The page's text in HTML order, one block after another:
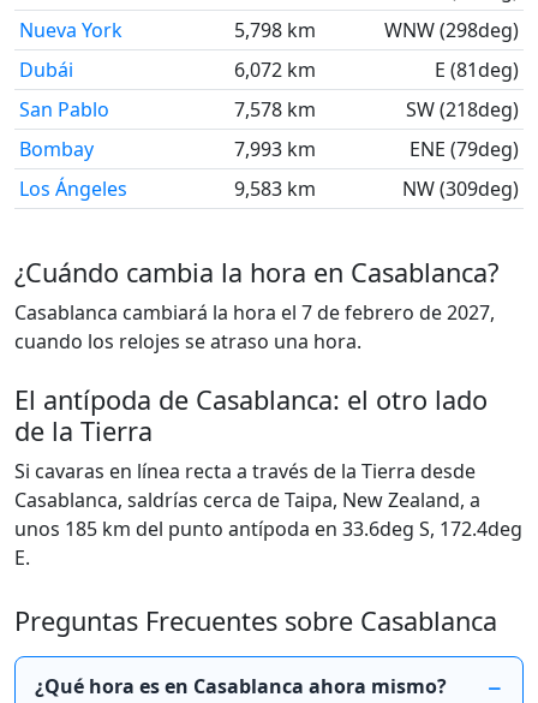
Nueva York
5,798 km
WNW (298deg)
Dubái
6,072 km
E (81deg)
San Pablo
7,578 km
SW (218deg)
Bombay
7,993 km
ENE (79deg)
Los Ángeles
9,583 km NW (309deg)
¿Cuándo cambia la hora en Casablanca?
Casablanca cambiará la hora el 7 de febrero de 2027,
cuando los relojes se atraso una hora.
El antípoda de Casablanca: el otro lado
de la Tierra
Si cavaras en línea recta a través de la Tierra desde
Casablanca, saldrías cerca de Taipa, New Zealand, a
unos 185 km del punto antípoda en 33.6deg S, 172.4deg
E.
Preguntas Frecuentes sobre Casablanca
¿Qué hora es en Casablanca ahora mismo?